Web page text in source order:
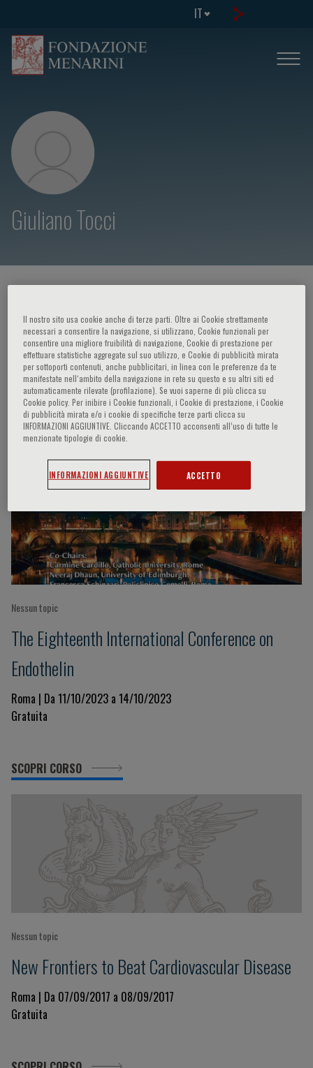
IT
Giuliano Tocci
HOME PAGE / CORSI ED EVENTI / RELATORE
Giuliano Tocci
Partecipazioni del relatore
Nessun topic
The Eighteenth International Conference on
Endothelin
Roma | Da 11/10/2023 a 14/10/2023
Gratuita
SCOPRI CORSO
Nessun topic
New Frontiers to Beat Cardiovascular Disease
Roma | Da 07/09/2017 a 08/09/2017
Gratuita
Il nostro sito usa cookie anche di terze parti. Oltre ai Cookie strettamente
necessari a consentire la navigazione, si utilizzano, Cookie funzionali per
consentire una migliore fruibilità di navigazione, Cookie di prestazione per
effettuare statistiche aggregate sul suo utilizzo, e Cookie di pubblicità mirata
per sottoporti contenuti, anche pubblicitari, in linea con le preferenze da te
manifestate nell‘ambito della navigazione in rete su questo e su altri siti ed
automaticamente rilevate (profilazione). Se vuoi saperne di più clicca su
Cookie policy. Per inibire i Cookie funzionali, i Cookie di prestazione, i Cookie
di pubblicità mirata e/o i cookie di specifiche terze parti clicca su
INFORMAZIONI AGGIUNTIVE. Cliccando ACCETTO acconsenti all’uso di tutte le
menzionate tipologie di cookie.
INFORMAZIONI AGGIUNTIVE ACCETTO